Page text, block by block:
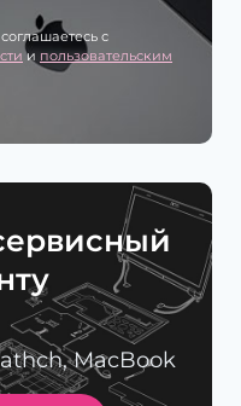
с
и пользовательским
MacBook